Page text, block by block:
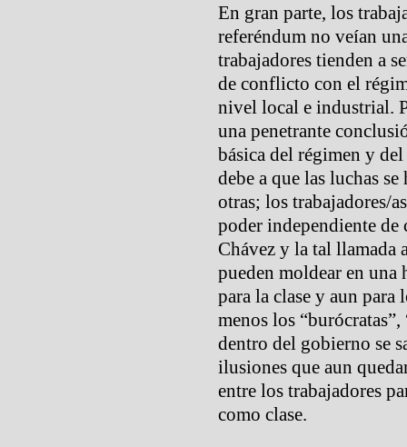
En gran parte, los
referéndum no veían
trabajadores tienden a
de conflicto con el
nivel local e industrial.
una penetrante
básica del régimen y
debe a que las luchas
otras; los trabajadores/
poder independiente de
Chávez y la tal llamada
pueden moldear en
para la clase y aun
menos los
dentro del gobierno se
ilusiones que aun
entre los trabajadores
como clase.